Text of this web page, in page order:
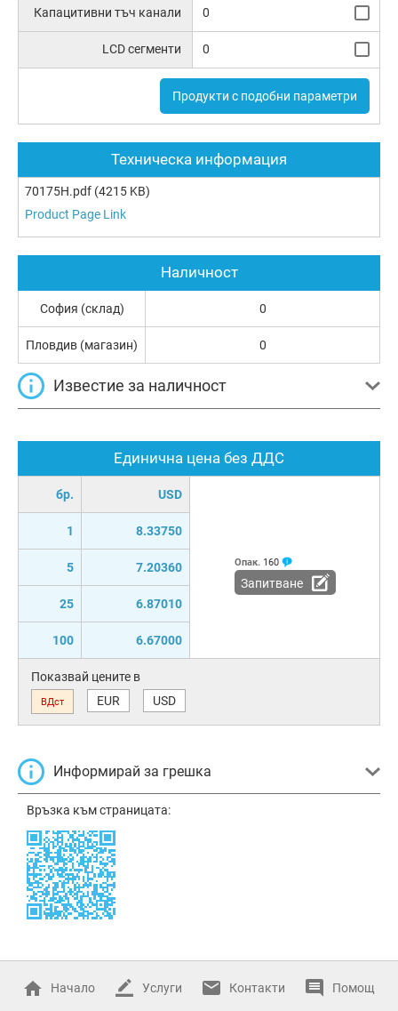
Капацитивни тъч канали 0
LCD сегменти 0
Продукти с подобни параметри
Техническа информация
70175H.pdf (4215 KB)
Product Page Link
Единична цена без ДДС
бр. USD
1 8.33750
5 7.20360
25 6.87010
100 6.67000
Опак. 160
Запитване
Показвай цените в
ВДст EUR USD
Информирай за грешка
Връзка към страницата:
Наличност
София (склад) 0
Пловдив (магазин) 0
Известие за наличност
Начало Услуги Контакти Помощ